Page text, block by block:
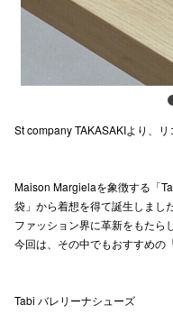
St company TAKASAKIより、リ
Maison Margielaを象徴する「
袋」から着想を得て誕生しまし
ファッション界に革新をもたら
今回は、その中でもおすすめの
Tabi バレリーナシューズ